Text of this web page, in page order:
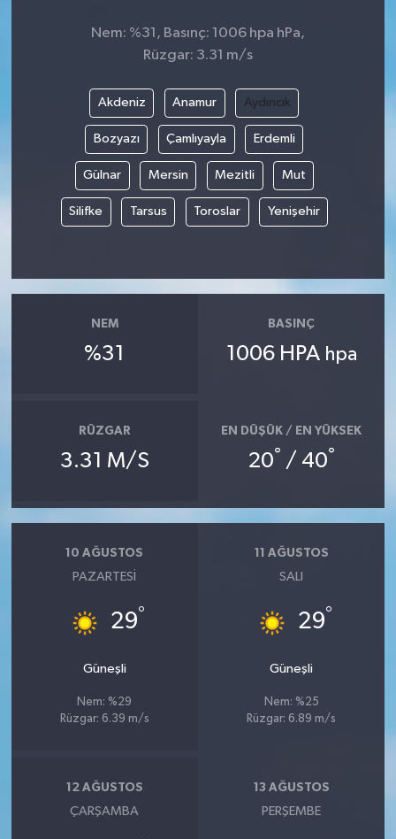
Nem: %31, Basınç: 1006 hpa hPa,
Rüzgar: 3.31 m/s
Akdeniz Anamur Aydıncık
Bozyazı Çamlıyayla Erdemli
Gülnar Mersin Mezitli Mut
Silifke Tarsus Toroslar Yenişehir
NEM
%31
BASINÇ
1006 HPA hpa
RÜZGAR
3.31 M/S
EN DÜŞÜK / EN YÜKSEK
20° / 40°
10 AĞUSTOS
PAZARTESI
29°
Güneşli
Nem: %29
Rüzgar: 6.39 m/s
11 AĞUSTOS
SALI
29°
Güneşli
Nem: %25
Rüzgar: 6.89 m/s
12 AĞUSTOS
ÇARŞAMBA
13 AĞUSTOS
PERŞEMBE